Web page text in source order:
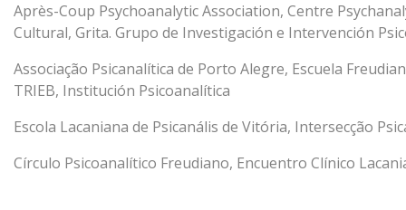
Après-Coup Psychoanalytic Association, Centre
Cultural, Grita. Grupo de Investigación e Intervención
Associação Psicanalítica de Porto Alegre, Escuela
TRIEB, Institución Psicoanalítica
Escola Lacaniana de Psicanális de Vitória, Intersecção
Círculo Psicoanalítico Freudiano, Encuentro Clínico